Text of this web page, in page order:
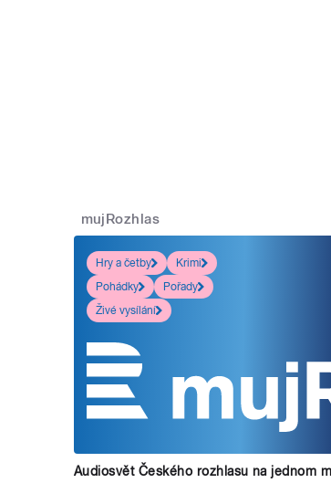
mujRozhlas
Hry a četby
Krimi
Pohádky
Pořady
Živé vysílání
Audiosvět Českého rozhlasu na jednom